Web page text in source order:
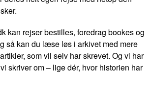
kan rejser bestilles, foredrag bookes og
så kan du læse løs i arkivet med mere
som vil selv har skrevet. Og vi har
skriver om – lige dér, hvor historien har